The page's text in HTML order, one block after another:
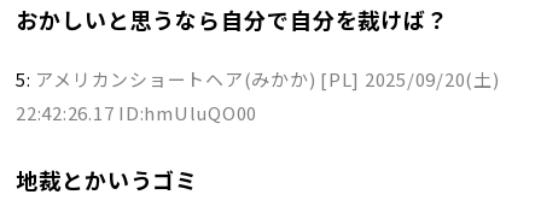
おかしいと思うなら自分で自分を裁けば？
5: アメリカンショートヘア(みかか) [PL] 2025/09/20(土)
22:42:26.17 ID:hmUluQO00
地裁とかいうゴミ